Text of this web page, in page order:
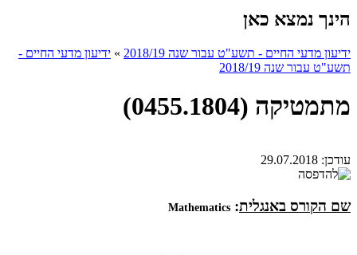
הינך נמצא כאן
ידיעון מדעי החיים - תשע"ט עבור שנה 2018/19 » ידיעון מדעי החיים -
תשע"ט עבור שנה 2018/19
מתמטיקה (0455.1804)
עודכן: 29.07.2018
שם הקורס באנגלית:
Mathematics